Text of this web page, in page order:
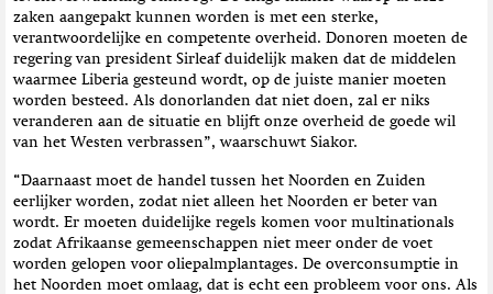
zaken aangepakt kunnen worden is met een sterke,
verantwoordelijke en competente overheid. Donoren moeten de
regering van president Sirleaf duidelijk maken dat de middelen
waarmee Liberia gesteund wordt, op de juiste manier moeten
worden besteed. Als donorlanden dat niet doen, zal er niks
veranderen aan de situatie en blijft onze overheid de goede wil
van het Westen verbrassen”, waarschuwt Siakor.
“Daarnaast moet de handel tussen het Noorden en Zuiden
eerlijker worden, zodat niet alleen het Noorden er beter van
wordt. Er moeten duidelijke regels komen voor multinationals
zodat Afrikaanse gemeenschappen niet meer onder de voet
worden gelopen voor oliepalmplantages. De overconsumptie in
het Noorden moet omlaag, dat is echt een probleem voor ons. Als